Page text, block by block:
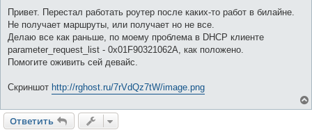
о
щ
е
и
е
Привет. Перестал работать роутер после каких-то работ в билайне.
Не получает маршруты, или получает но не все.
Делаю все как раньше, по моему проблема в DHCP клиенте
parameter_request_list - 0x01F90321062A, как положено.
Помогите оживить сей девайс.
Скриншот http://rghost.ru/7rVdQz7tW/image.png
Ответить